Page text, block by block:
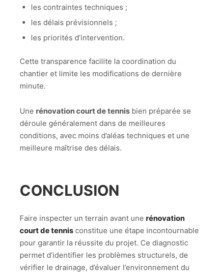
les contraintes techniques ;
les délais prévisionnels ;
les priorités d’intervention.
Cette transparence facilite la coordination du
chantier et limite les modifications de dernière
minute.
Une rénovation court de tennis bien préparée se
déroule généralement dans de meilleures
conditions, avec moins d’aléas techniques et une
meilleure maîtrise des délais.
CONCLUSION
Faire inspecter un terrain avant une rénovation
court de tennis constitue une étape incontournable
pour garantir la réussite du projet. Ce diagnostic
permet d’identifier les problèmes structurels, de
vérifier le drainage, d’évaluer l’environnement du